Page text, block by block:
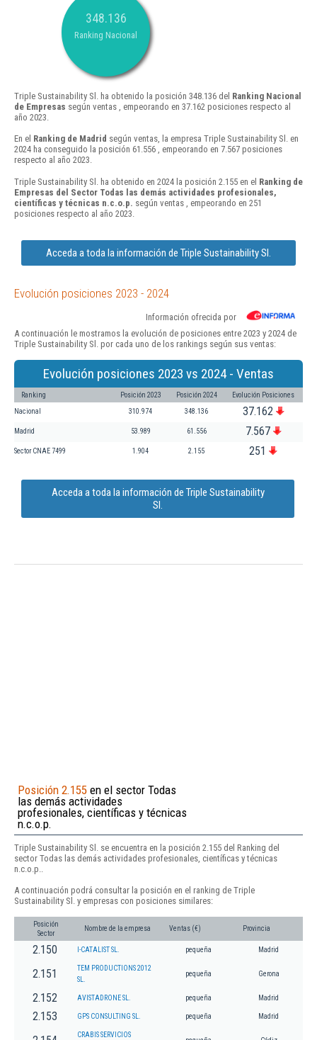
348.136
Ranking Nacional
Triple Sustainability Sl. ha obtenido la posición 348.136 del Ranking Nacional
de Empresas según ventas , empeorando en 37.162 posiciones respecto al
año 2023.
En el Ranking de Madrid según ventas, la empresa Triple Sustainability Sl. en
2024 ha conseguido la posición 61.556 , empeorando en 7.567 posiciones
respecto al año 2023.
Triple Sustainability Sl. ha obtenido en 2024 la posición 2.155 en el Ranking de
Empresas del Sector Todas las demás actividades profesionales,
científicas y técnicas n.c.o.p. según ventas , empeorando en 251
posiciones respecto al año 2023.
Acceda a toda la información de Triple Sustainability Sl.
Evolución posiciones 2023 - 2024
Información ofrecida por
A continuación le mostramos la evolución de posiciones entre 2023 y 2024 de
Triple Sustainability Sl. por cada uno de los rankings según sus ventas:
Evolución posiciones 2023 vs 2024 - Ventas
Ranking Posición 2023 Posición 2024 Evolución Posiciones
Nacional 310.974 348.136 37.162
Madrid 53.989 61.556 7.567
Sector CNAE 7499 1.904 2.155 251
Acceda a toda la información de Triple Sustainability
Sl.
Posición 2.155 en el sector Todas
las demás actividades
profesionales, científicas y técnicas
n.c.o.p.
Triple Sustainability Sl. se encuentra en la posición 2.155 del Ranking del
sector Todas las demás actividades profesionales, científicas y técnicas
n.c.o.p..
A continuación podrá consultar la posición en el ranking de Triple
Sustainability Sl. y empresas con posiciones similares:
Posición
Sector
Nombre de la empresa Ventas (€) Provincia
2.150 I-CATALIST SL. pequeña Madrid
2.151
TEM PRODUCTIONS 2012
SL.
pequeña Gerona
2.152 AVISTADRONE SL. pequeña Madrid
2.153 GPS CONSULTING SL. pequeña Madrid
CRABIS SERVICIOS